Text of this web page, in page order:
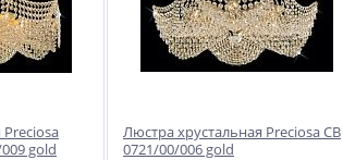
gold
Люстра хрустальная Preciosa CB
0721/00/006 gold